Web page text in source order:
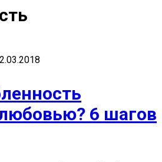
6 шагов